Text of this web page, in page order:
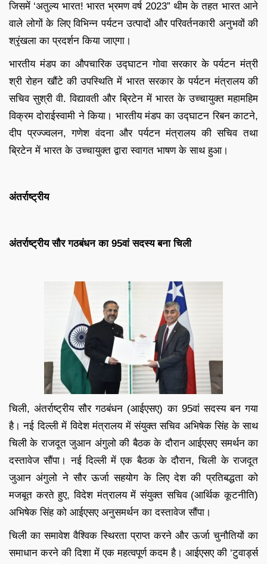
जिसमें ‘अतुल्य भारत! भारत भ्रमण वर्ष 2023” थीम के तहत भारत आने
वाले लोगों के लिए विभिन्न पर्यटन उत्पादों और परिवर्तनकारी अनुभवों की
श्रृंखला का प्रदर्शन किया जाएगा।
भारतीय मंडप का औपचारिक उद्घाटन गोवा सरकार के पर्यटन मंत्री
श्री रोहन खौंटे की उपस्थिति में भारत सरकार के पर्यटन मंत्रालय की
सचिव सुश्री वी. विद्यावती और ब्रिटेन में भारत के उच्चायुक्त महामहिम
विक्रम दोराईस्वामी ने किया। भारतीय मंडप का उद्घाटन रिबन काटने,
दीप प्रज्ज्वलन, गणेश वंदना और पर्यटन मंत्रालय की सचिव तथा
ब्रिटेन में भारत के उच्चायुक्त द्वारा स्वागत भाषण के साथ हुआ।
अंतर्राष्ट्रीय
अंतर्राष्ट्रीय सौर गठबंधन का 95वां सदस्य बना चिली
चिली, अंतर्राष्ट्रीय सौर गठबंधन (आईएसए) का 95वां सदस्य बन गया
है। नई दिल्ली में विदेश मंत्रालय में संयुक्त सचिव अभिषेक सिंह के साथ
चिली के राजदूत जुआन अंगुलो की बैठक के दौरान आईएसए समर्थन का
दस्तावेज सौंपा। नई दिल्ली में एक बैठक के दौरान, चिली के राजदूत
जुआन अंगुलो ने सौर ऊर्जा सहयोग के लिए देश की प्रतिबद्धता को
मजबूत करते हुए, विदेश मंत्रालय में संयुक्त सचिव (आर्थिक कूटनीति)
अभिषेक सिंह को आईएसए अनुसमर्थन का दस्तावेज सौंपा।
चिली का समावेश वैश्विक स्थिरता प्राप्त करने और ऊर्जा चुनौतियों का
समाधान करने की दिशा में एक महत्वपूर्ण कदम है। आईएसए की ‘टुवार्ड्स